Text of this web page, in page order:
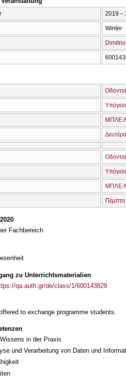
2019 –
Winter
ΜΠΛΕ
ΜΠΛΕ
Fachbereich
zu Unterrichtsmaterialien
qa.auth.gr/de/class/1/600143829
to exchange programme students.
in der Praxis
und Verarbeitung von Daten und